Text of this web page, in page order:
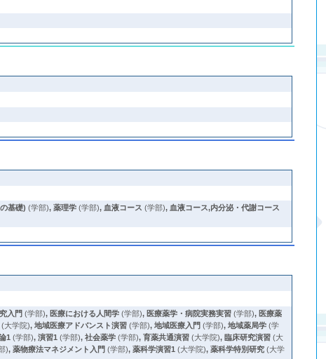
基礎) (学部),薬理学 (学部), 血液コース (学部), 血液コース,内分泌・代謝コース
入門 (学部), 医療における人間学 (学部), 医療薬学・病院実務実習 (学部), 医療薬
(大学院),地域医療アドバンスト演習 (学部),地域医療入門 (学部),地域薬局学 (学
1 (学部),演習1 (学部),社会薬学 (学部),育薬共通演習 (大学院),臨床研究演習 (大
),薬物療法マネジメント入門 (学部),薬科学演習1 (大学院),薬科学特別研究 (大学